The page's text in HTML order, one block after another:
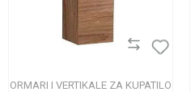
ORMARI I VERTIKALE ZA KUPATILO